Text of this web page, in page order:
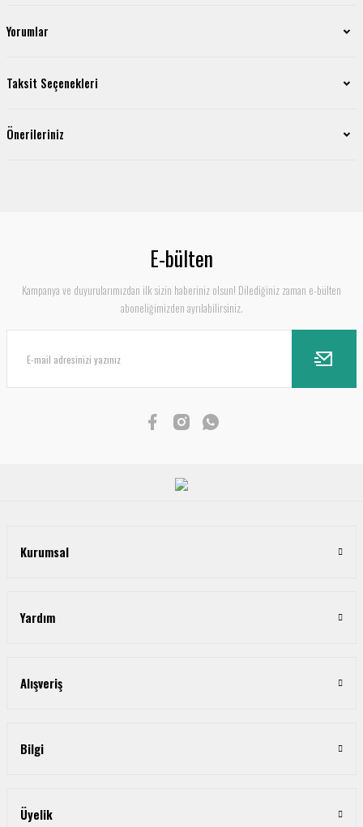
Yorumlar
Taksit Seçenekleri
Önerileriniz
E-bülten
Kampanya ve duyurularımızdan ilk sizin haberiniz olsun! Dilediğiniz zaman e-bülten
aboneliğimizden ayrılabilirsiniz.
Kurumsal
Yardım
Alışveriş
Bilgi
Üyelik